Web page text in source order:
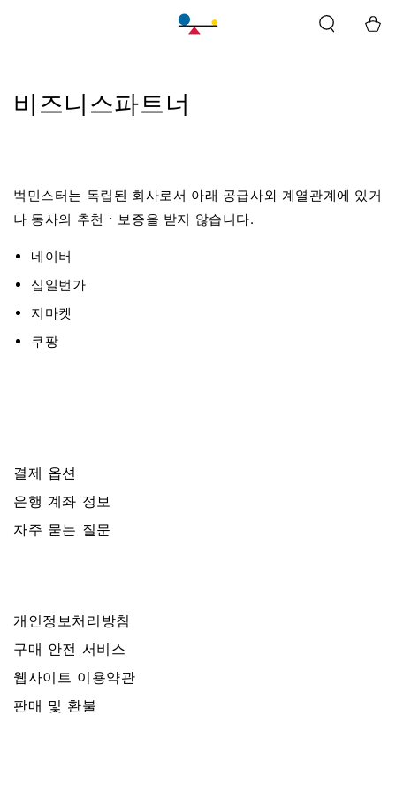
구
비즈니스파트너
벅민스터는 독립된 회사로서 아래 공급사와 계열관계에 있거
나 동사의 추천ㆍ보증을 받지 않습니다.
네이버
십일번가
지마켓
쿠팡
결제 옵션
은행 계좌 정보
자주 묻는 질문
개인정보처리방침
구매 안전 서비스
웹사이트 이용약관
판매 및 환불